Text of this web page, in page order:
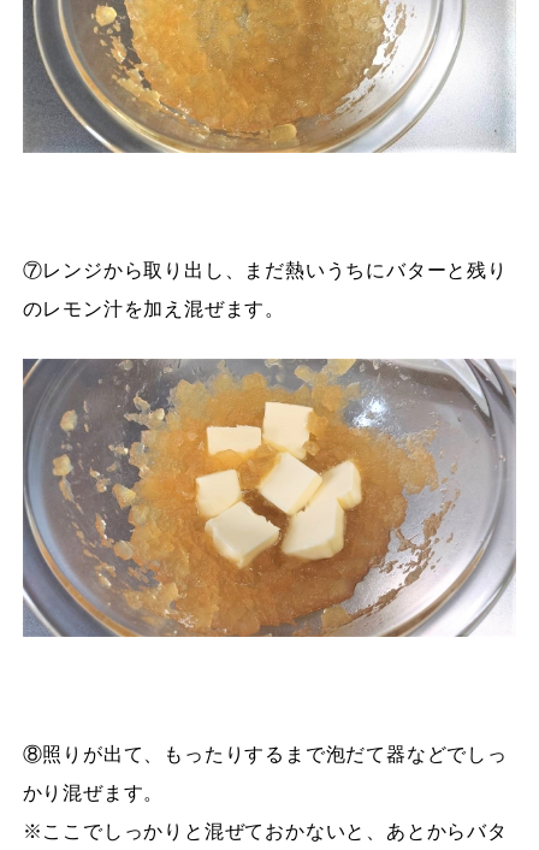
⑦レンジから取り出し、まだ熱いうちにバターと残り
のレモン汁を加え混ぜます。
⑧照りが出て、もったりするまで泡だて器などでしっ
かり混ぜます。
※ここでしっかりと混ぜておかないと、あとからバタ